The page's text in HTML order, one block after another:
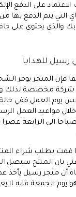
على الدفع
التي يتم الدفع بها من
بك والذي يحتوي على
للهدايا
فإن المتجر يوفر
شركة مخصصة لذلك و
يوم العمل ففي
مواعيد العمل
صباحا الى الرابعة
قمت بطلب شراء
بان المنتج سيصل
أن متجر رسيل يأخذ
يوم الجمعة فانه لا